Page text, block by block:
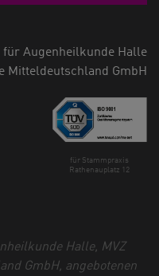
Augenheilkunde Halle
Mitteldeutschland GmbH
für Stammpraxis
Rathenauplatz 12
Halle, MVZ
GmbH, angebotenen